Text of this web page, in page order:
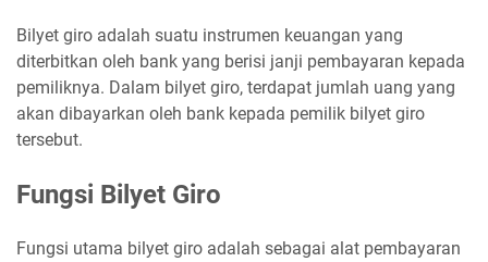
Bilyet giro adalah suatu instrumen keuangan yang
diterbitkan oleh bank yang berisi janji pembayaran kepada
pemiliknya. Dalam bilyet giro, terdapat jumlah uang yang
akan dibayarkan oleh bank kepada pemilik bilyet giro
tersebut.
Fungsi Bilyet Giro
Fungsi utama bilyet giro adalah sebagai alat pembayaran